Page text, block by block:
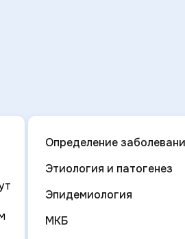
Определение
Этиология и патогенез
Эпидемиология
МКБ